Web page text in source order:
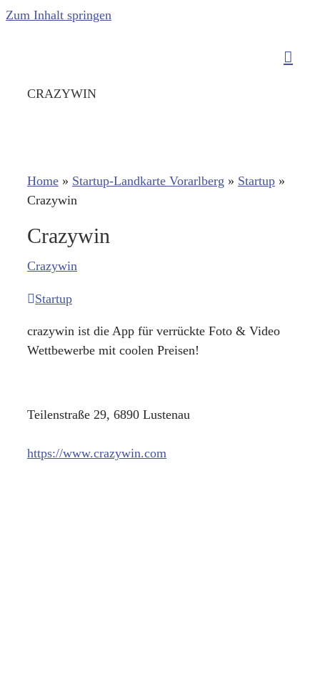
Zum Inhalt springen
CRAZYWIN
Home » Startup-Landkarte Vorarlberg » Startup »
Crazywin
Crazywin
Crazywin
Startup
crazywin ist die App für verrückte Foto & Video
Wettbewerbe mit coolen Preisen!
Teilenstraße 29, 6890 Lustenau
https://www.crazywin.com